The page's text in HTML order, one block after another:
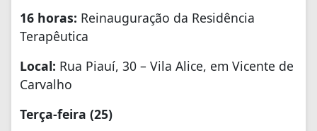
16 horas: Reinauguração da Residência
Terapêutica
Local: Rua Piauí, 30 – Vila Alice, em Vicente de
Carvalho
Terça-feira (25)